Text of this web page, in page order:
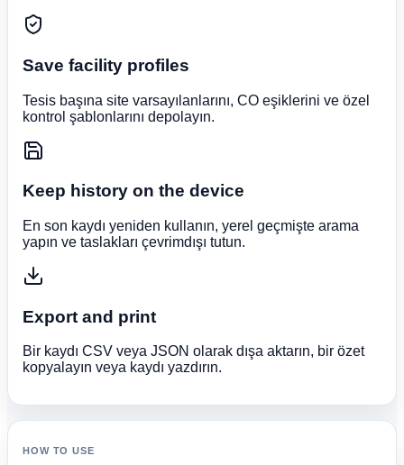
Save facility profiles
Tesis başına site varsayılanlarını, CO eşiklerini ve özel
kontrol şablonlarını depolayın.
Keep history on the device
En son kaydı yeniden kullanın, yerel geçmişte arama
yapın ve taslakları çevrimdışı tutun.
Export and print
Bir kaydı CSV veya JSON olarak dışa aktarın, bir özet
kopyalayın veya kaydı yazdırın.
HOW TO USE